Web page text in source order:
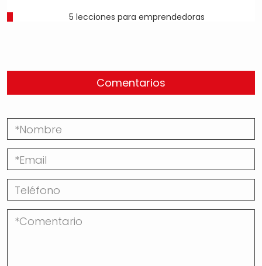
5 lecciones para emprendedoras
Comentarios